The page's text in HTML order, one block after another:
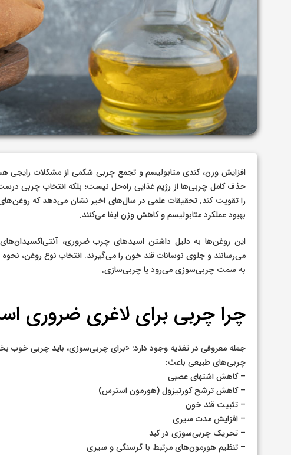
افزایش وزن، کندی متابولیسم و تجمع چربی شکمی از مشکلات رایجی
حذف کامل چربی‌ها از رژیم غذایی راه‌حل نیست؛ بلکه انتخاب چربی
را تقویت کند. تحقیقات علمی در سال‌های اخیر نشان می‌دهد که
بهبود عملکرد متابولیسم و کاهش وزن ایفا می‌کنند.
این روغن‌ها به دلیل داشتن اسیدهای چرب ضروری،
می‌رسانند و جلوی نوسانات قند خون را می‌گیرند. انتخاب نوع روغن،
به سمت چربی‌سوزی می‌رود یا چربی‌سازی.
چرا چربی برای لاغری ضروری
جمله معروفی در تغذیه وجود دارد: «برای چربی‌سوزی، باید چربی خوب
چربی‌های طبیعی باعث:
– کاهش اشتهای عصبی
– کاهش ترشح کورتیزول (هورمون استرس)
– تثبیت قند خون
– افزایش مدت سیری
– تحریک چربی‌سوزی در کبد
– تنظیم هورمون‌های مرتبط با گرسنگی و سیری